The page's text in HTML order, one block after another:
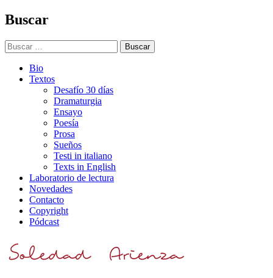
Buscar
Buscar:
Bio
Textos
Desafío 30 días
Dramaturgia
Ensayo
Poesía
Prosa
Sueños
Testi in italiano
Texts in English
Laboratorio de lectura
Novedades
Contacto
Copyright
Pódcast